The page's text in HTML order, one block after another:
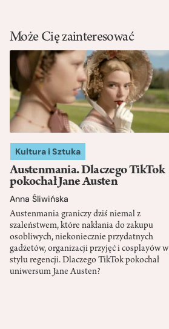
Może Cię zainteresować
Kultura i Sztuka
Austenmania. Dlaczego TikTok
pokochał Jane Austen
Anna Śliwińska
Austenmania graniczy dziś niemal z
szaleństwem, które nakłania do zakupu
osobliwych, niekoniecznie przydatnych
gadżetów, organizacji przyjęć i cosplayów w
stylu regencji. Dlaczego TikTok pokochał
uniwersum Jane Austen?